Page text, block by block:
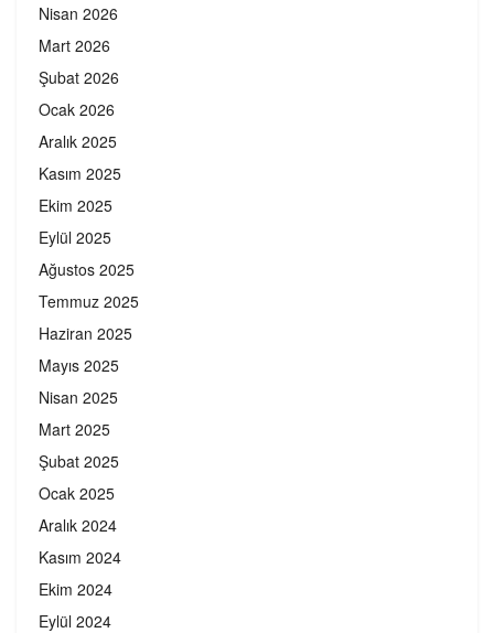
Nisan 2026
Mart 2026
Şubat 2026
Ocak 2026
Aralık 2025
Kasım 2025
Ekim 2025
Eylül 2025
Ağustos 2025
Temmuz 2025
Haziran 2025
Mayıs 2025
Nisan 2025
Mart 2025
Şubat 2025
Ocak 2025
Aralık 2024
Kasım 2024
Ekim 2024
Eylül 2024